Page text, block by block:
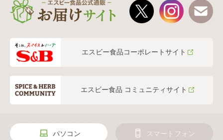
エスビー食品コーポレートサイト
エスビー食品 コミュニティサイト
パソコン スマートフォン